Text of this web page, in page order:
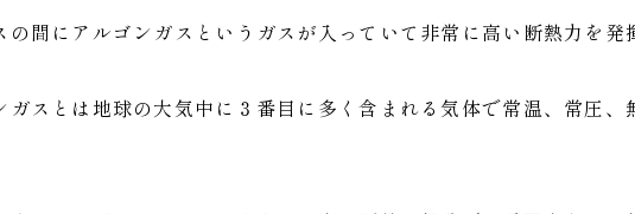
間にアルゴンガスというガスが入っていて非常に高い断熱力を発
ガスとは地球の大気中に３番目に多く含まれる気体で常温、常圧、